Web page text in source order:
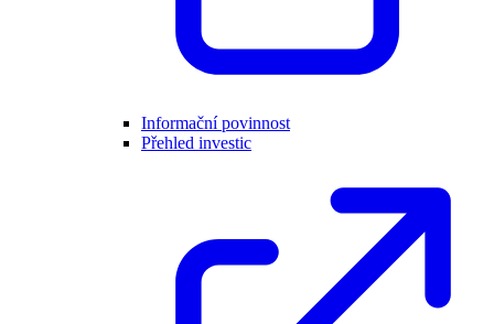
Informační povinnost
Přehled investic